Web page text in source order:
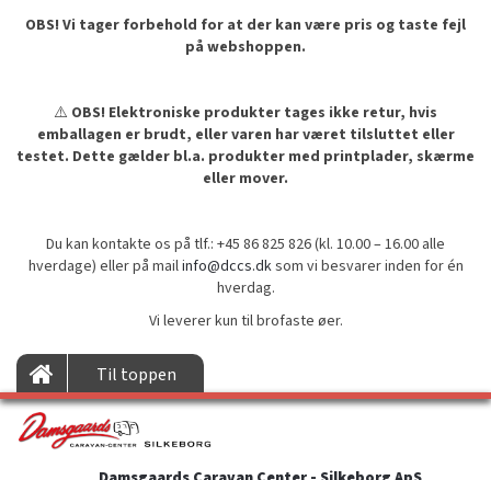
OBS! Vi tager forbehold for at der kan være pris og taste fejl
på webshoppen.
⚠️ OBS! Elektroniske produkter tages ikke retur, hvis
emballagen er brudt, eller varen har været tilsluttet eller
testet. Dette gælder bl.a. produkter med printplader, skærme
eller mover.
Du kan kontakte os på tlf.: +45 86 825 826 (kl. 10.00 – 16.00 alle
hverdage) eller på mailinfo@dccs.dksom vi besvarer inden for én
hverdag.
Vi leverer kun til brofaste øer.
Til toppen